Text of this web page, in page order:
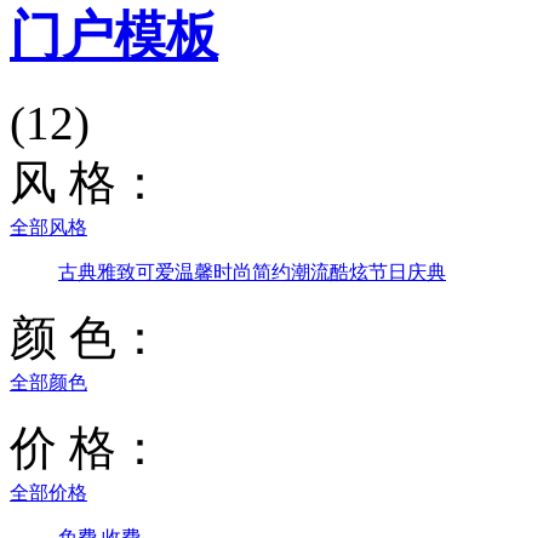
门户模板
(12)
风 格：
全部风格
古典雅致可爱温馨时尚简约潮流酷炫节日庆典
颜 色：
全部颜色
价 格：
全部价格